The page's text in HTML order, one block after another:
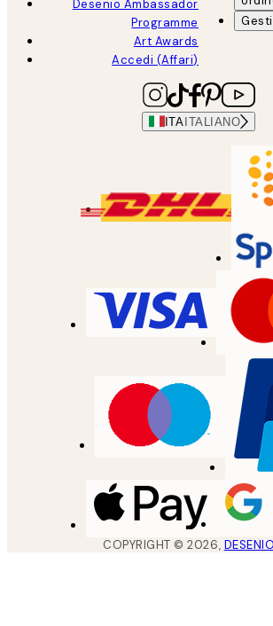
Desenio Ambassador
Programme
Art Awards
Accedi (Affari)
ITAITALIANO
COPYRIGHT ©2026, DESENIO